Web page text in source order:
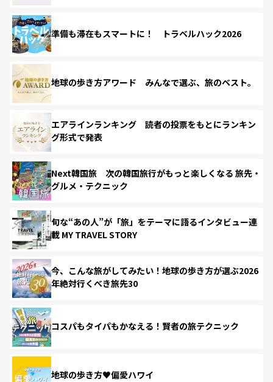
準備も滞在もスマートに！ トラベルハック2026
地球の歩き方アワード みんなで選ぶ、旅のベスト。
エアラインランキング 読者の投票をもとにランキン
グ形式で発表
Next韓国旅 次の韓国旅行がもっと楽しくなる 旅先・
グルメ・テクニック
旬な“あの人”が「旅」をテーマに語るインタビュー連
載 MY TRAVEL STORY
今、こんな旅がしてみたい！地球の歩き方が選ぶ2026
年絶対行くべき旅先30
コスパもタイパもかなえる！賢者の旅テクニック
地球の歩き方♥偏愛ハワイ